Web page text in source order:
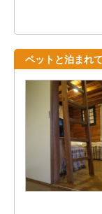
ペットと泊まれ